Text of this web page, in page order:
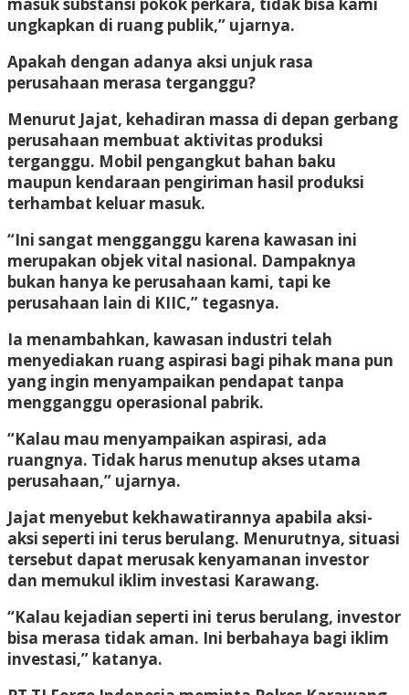
ungkapkan di ruang publik,” ujarnya.
Apakah dengan adanya aksi unjuk rasa
perusahaan merasa terganggu?
Menurut Jajat, kehadiran massa di depan gerbang
perusahaan membuat aktivitas produksi
terganggu. Mobil pengangkut bahan baku
maupun kendaraan pengiriman hasil produksi
terhambat keluar masuk.
“Ini sangat mengganggu karena kawasan ini
merupakan objek vital nasional. Dampaknya
bukan hanya ke perusahaan kami, tapi ke
perusahaan lain di KIIC,” tegasnya.
Ia menambahkan, kawasan industri telah
menyediakan ruang aspirasi bagi pihak mana pun
yang ingin menyampaikan pendapat tanpa
mengganggu operasional pabrik.
“Kalau mau menyampaikan aspirasi, ada
ruangnya. Tidak harus menutup akses utama
perusahaan,” ujarnya.
Jajat menyebut kekhawatirannya apabila aksi-
aksi seperti ini terus berulang. Menurutnya, situasi
tersebut dapat merusak kenyamanan investor
dan memukul iklim investasi Karawang.
“Kalau kejadian seperti ini terus berulang, investor
bisa merasa tidak aman. Ini berbahaya bagi iklim
investasi,” katanya.